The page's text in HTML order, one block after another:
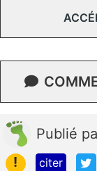
Publié
!
citer